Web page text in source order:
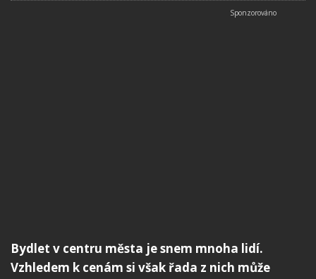
Bydlet v centru města je snem mnoha lidí.
Vzhledem k cenám si však řada z nich může